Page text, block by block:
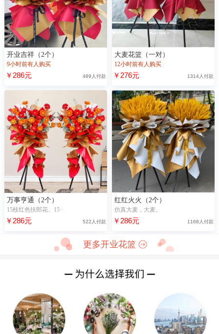
开业吉祥（2个）
9小时前有人购买
￥286元 489人付款
大麦花篮（一对）
12小时前有人购买
￥276元 1314人付款
万事亨通（2个）
15枝红色扶郎花、15··
￥286元 522人付款
红红火火（2个）
仿真大麦，大麦。
￥286元 1168人付款
更多开业花篮